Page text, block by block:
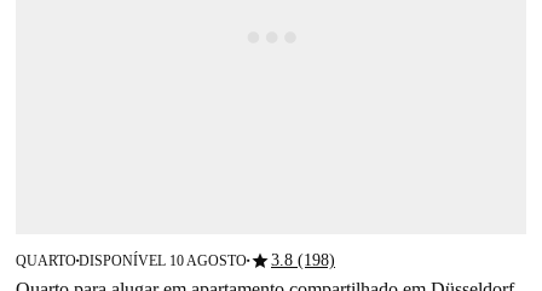
QUARTO■DISPONÍVEL 10 AGOSTO■star3.8 (198)